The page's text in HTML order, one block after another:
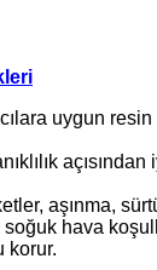
uygun
aşınma,
hava
korur.